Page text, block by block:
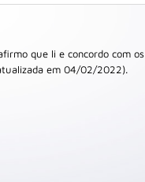
que li e concordo com os
em 04/02/2022).